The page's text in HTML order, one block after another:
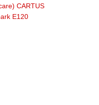
CARTUS
E120